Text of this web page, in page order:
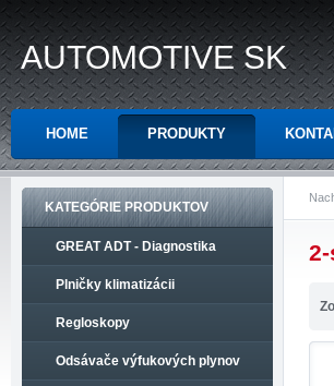
AUTOMOTIVE SK
HOME PRODUKTY
KATEGÓRIE PRODUKTOV
GREAT ADT - Diagnostika
Plničky klimatizácii
Regloskopy
Odsávače výfukových plynov